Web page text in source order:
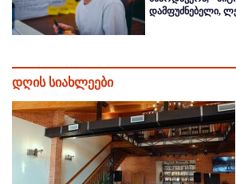
დამფუძნებელი,
დღის სიახლეები